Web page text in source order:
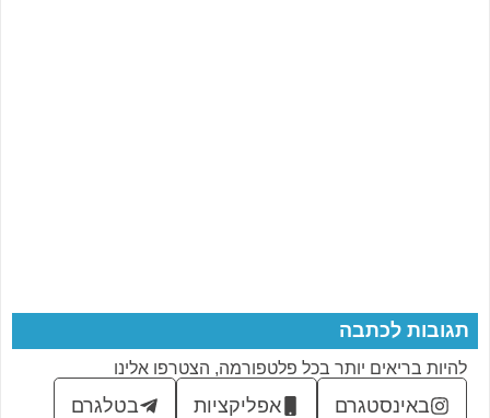
תגובות לכתבה
להיות בריאים יותר בכל פלטפורמה, הצטרפו אלינו
באינסטגרם אפליקציות בטלגרם